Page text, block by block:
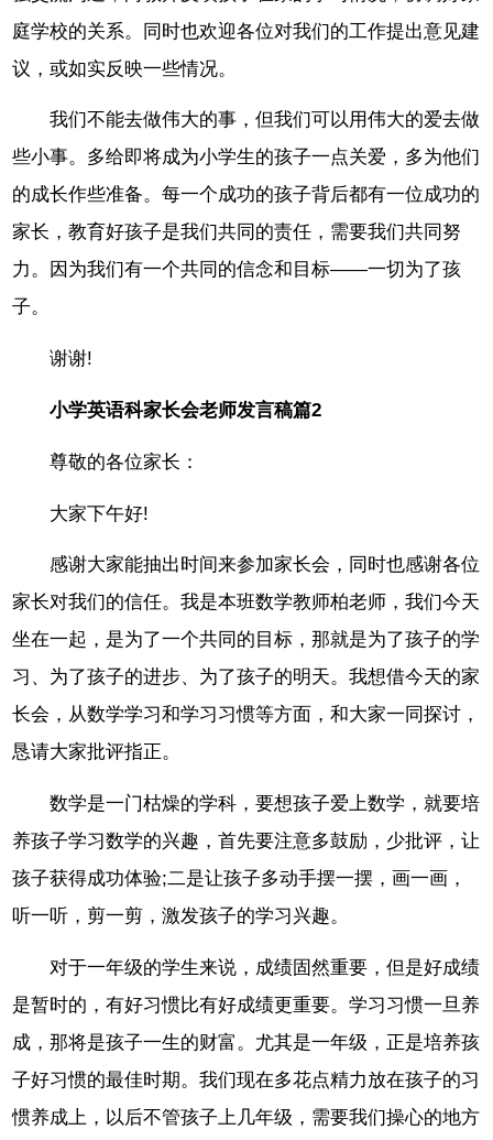
庭学校的关系。同时也欢迎各位对我们的工作提出意见建
议，或如实反映一些情况。
我们不能去做伟大的事，但我们可以用伟大的爱去做
些小事。多给即将成为小学生的孩子一点关爱，多为他们
的成长作些准备。每一个成功的孩子背后都有一位成功的
家长，教育好孩子是我们共同的责任，需要我们共同努
力。因为我们有一个共同的信念和目标——一切为了孩
子。
谢谢!
小学英语科家长会老师发言稿篇2
尊敬的各位家长：
大家下午好!
感谢大家能抽出时间来参加家长会，同时也感谢各位
家长对我们的信任。我是本班数学教师柏老师，我们今天
坐在一起，是为了一个共同的目标，那就是为了孩子的学
习、为了孩子的进步、为了孩子的明天。我想借今天的家
长会，从数学学习和学习习惯等方面，和大家一同探讨，
恳请大家批评指正。
数学是一门枯燥的学科，要想孩子爱上数学，就要培
养孩子学习数学的兴趣，首先要注意多鼓励，少批评，让
孩子获得成功体验;二是让孩子多动手摆一摆，画一画，
听一听，剪一剪，激发孩子的学习兴趣。
对于一年级的学生来说，成绩固然重要，但是好成绩
是暂时的，有好习惯比有好成绩更重要。学习习惯一旦养
成，那将是孩子一生的财富。尤其是一年级，正是培养孩
子好习惯的最佳时期。我们现在多花点精力放在孩子的习
惯养成上，以后不管孩子上几年级，需要我们操心的地方